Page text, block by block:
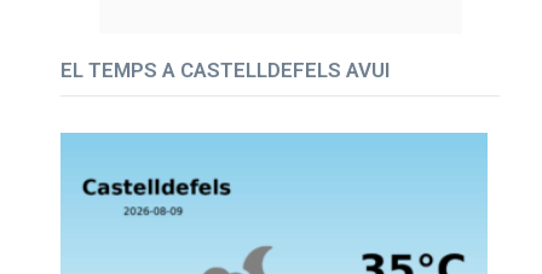
EL TEMPS A CASTELLDEFELS AVUI